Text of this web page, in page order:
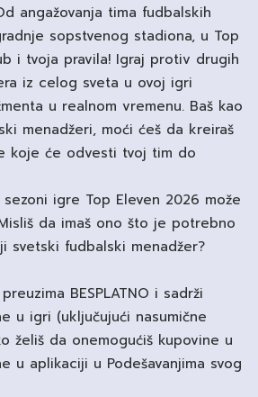
angažovanja tima fudbalskih
sopstvenog stadiona, u Top
i tvoja pravila! Igraj protiv drugih
iz celog sveta u ovoj igri
u realnom vremenu. Baš kao
menadžeri, moći ćeš da kreiraš
koje će odvesti tvoj tim do
igre Top Eleven 2026 može
da imaš ono što je potrebno
svetski fudbalski menadžer?
BESPLATNO i sadrži
u igri (uključujući nasumične
želiš da onemogućiš kupovine u
u aplikaciji u Podešavanjima svog